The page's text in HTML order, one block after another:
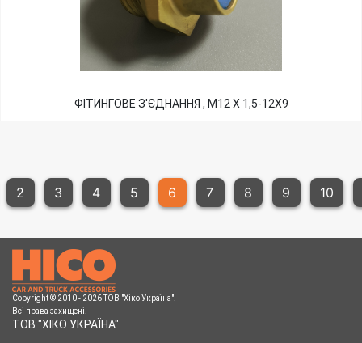
ФІТИНГОВЕ З'ЄДНАННЯ , М12 Х 1,5-12Х9
2 3 4 5 6 7 8 9 10
Copyright © 2010 - 2026 ТОВ "Хіко Україна".
Всі права захищені.
ТОВ "ХІКО УКРАЇНА"